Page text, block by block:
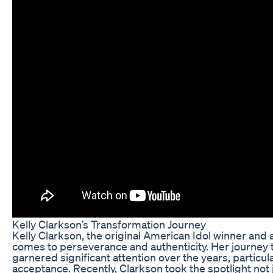
Kelly Clarkson’s Transformation Journey
Kelly Clarkson, the original American Idol winner
comes to perseverance and authenticity. Her
garnered significant attention over the years,
acceptance. Recently, Clarkson took the spotlight